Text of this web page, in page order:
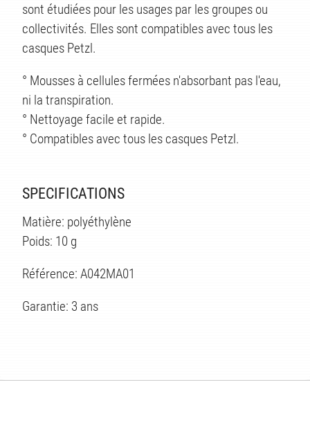
sont étudiées pour les usages par les groupes ou
collectivités. Elles sont compatibles avec tous les
casques Petzl.
° Mousses à cellules fermées n'absorbant pas l'eau,
ni la transpiration.
° Nettoyage facile et rapide.
° Compatibles avec tous les casques Petzl.
SPECIFICATIONS
Matière: polyéthylène
Poids: 10 g
Référence: A042MA01
Garantie: 3 ans